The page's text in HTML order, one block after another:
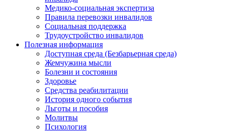
Медико-социальная экспертиза
Правила перевозки инвалидов
Социальная поддержка
Трудоустройство инвалидов
Полезная информация
Доступная среда (Безбарьерная среда)
Жемчужина мысли
Болезни и состояния
Здоровье
Средства реабилитации
История одного события
Льготы и пособия
Молитвы
Психология